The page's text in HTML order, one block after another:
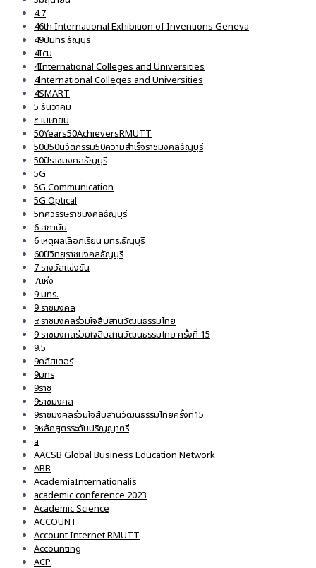
4.7
46th International Exhibition of Inventions Geneva
49ปีมทร.ธัญบุรี
4Icu
4International Colleges and Universities
4lnternational Colleges and Universities
4SMART
5 ธันวาคม
๕ เมษายน
50Years50AchieversRMUTT
50ปี50นวัตกรรม50ความสำเร็จราชมงคลธัญบุรี
50ปีราชมงคลธัญบุรี
5G
5G Communication
5G Optical
5ทศวรรษราชมงคลธัญบุรี
6 สถาบัน
6 เหตุผลเลือกเรียน มทร.ธัญบุรี
60ปีวิทยุราชมงคลธัญบุรี
7 รางวัลแข่งขัน
7แห่ง
9 มทร.
9 ราชมงคล
๙ ราชมงคลร่วมใจสืบสานวัฒนธรรมไทย
9 ราชมงคลร่วมใจสืบสานวัฒนธรรมไทย ครั้งที่ 15
9.5
9คลัสเตอร์
9มทร
9ราช
9ราชมงคล
9ราชมงคลร่วมใจสืบสานวัฒนธรรมไทยครั้งที่15
9หลักสูตรระดับปริญญาตรี
a
AACSB Global Business Education Network
ABB
AcademiaInternationalis
academic conference 2023
Academic Science
ACCOUNT
Account Internet RMUTT
Accounting
ACP